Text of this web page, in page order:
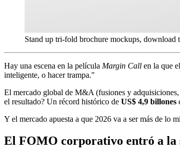
Stand up tri-fold brochure mockups,
Hay una escena en la película Margin Call en la que
inteligente, o hacer trampa."
El mercado global de M&A (fusiones y
el resultado? Un récord histórico de US$ 4,9 billones
Y el mercado apuesta a que 2026 va a ser más de lo
El FOMO corporativo entró a la